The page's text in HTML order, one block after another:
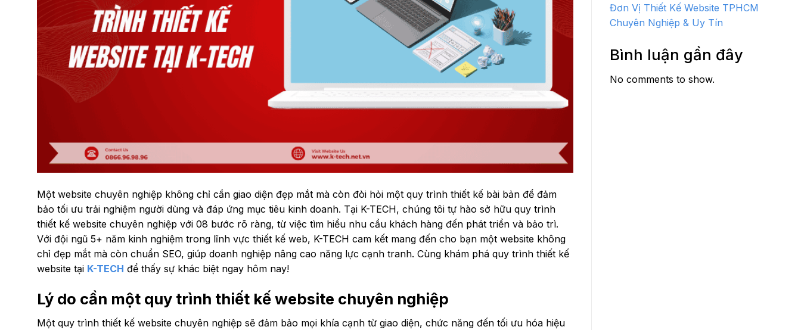
Một website chuyên nghiệp không chỉ cần giao diện đẹp mắt mà còn đòi hỏi một quy trình thiết kế bài bản để đảm
bảo tối ưu trải nghiệm người dùng và đáp ứng mục tiêu kinh doanh. Tại K-TECH, chúng tôi tự hào sở hữu quy trình
thiết kế website chuyên nghiệp với 08 bước rõ ràng, từ việc tìm hiểu nhu cầu khách hàng đến phát triển và bảo trì.
Với đội ngũ 5+ năm kinh nghiệm trong lĩnh vực thiết kế web, K-TECH cam kết mang đến cho bạn một website không
chỉ đẹp mắt mà còn chuẩn SEO, giúp doanh nghiệp nâng cao năng lực cạnh tranh. Cùng khám phá quy trình thiết kế
website tại K-TECH để thấy sự khác biệt ngay hôm nay!
Lý do cần một quy trình thiết kế website chuyên nghiệp
Một quy trình thiết kế website chuyên nghiệp sẽ đảm bảo mọi khía cạnh từ giao diện, chức năng đến tối ưu hóa hiệu
Đơn Vị Thiết Kế Website TPHCM
Chuyên Nghiệp & Uy Tín
Bình luận gần đây
No comments to show.